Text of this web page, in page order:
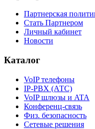
Партнерская
Стать Партнером
Личный кабинет
Новости
Каталог
VoIP телефоны
IP-PBX (АТС)
VoIP шлюзы и ATA
Конференц-связь
Физ. безопасность
Сетевые решения